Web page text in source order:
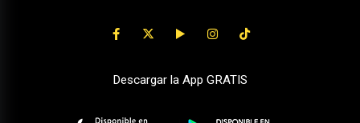
Descargar la App GRATIS